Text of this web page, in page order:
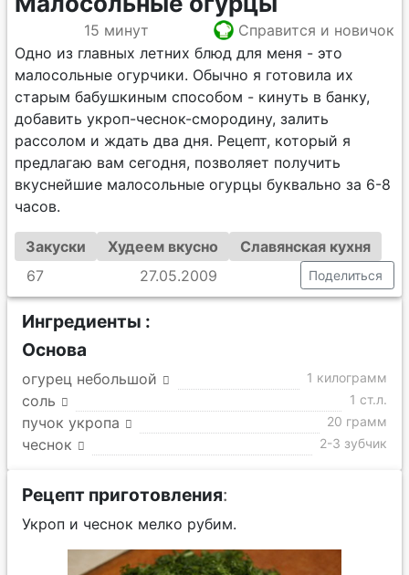
15 минут
Справится и новичок
Одно из главных летних блюд для меня - это
малосольные огурчики. Обычно я готовила их
старым бабушкиным способом - кинуть в банку,
добавить укроп-чеснок-смородину, залить
рассолом и ждать два дня. Рецепт, который я
предлагаю вам сегодня, позволяет получить
вкуснейшие малосольные огурцы буквально за 6-8
часов.
Закуски Худеем вкусно
Славянская кухня
67
27.05.2009 Поделиться
Ингредиенты :
Основа
огурец небольшой 1 килограмм
соль 1 ст.л.
пучок укропа 20 грамм
чеснок 2-3 зубчик
Рецепт приготовления:
Укроп и чеснок мелко рубим.